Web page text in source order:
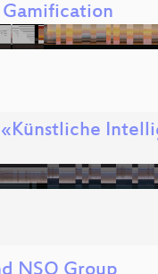
Gamification